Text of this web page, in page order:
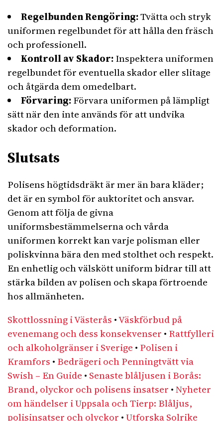
Regelbunden Rengöring:Tvätta och stryk
uniformen regelbundet för att hålla den fräsch
och professionell.
Kontroll av Skador:Inspektera uniformen
regelbundet för eventuella skador eller slitage
och åtgärda dem omedelbart.
Förvaring:Förvara uniformen på lämpligt
sätt när den inte används för att undvika
skador och deformation.
Slutsats
Polisens högtidsdräkt är mer än bara kläder;
det är en symbol för auktoritet och ansvar.
Genom att följa de givna
uniformsbestämmelserna och vårda
uniformen korrekt kan varje polisman eller
poliskvinna bära den med stolthet och respekt.
En enhetlig och välskött uniform bidrar till att
stärka bilden av polisen och skapa förtroende
hos allmänheten.
Skottlossning i Västerås •Väskförbud på
evenemang och dess konsekvenser • Rattfylleri
och alkoholgränser i Sverige • Polisen i
Kramfors • Bedrägeri och Penningtvätt via
Swish – En Guide • Senaste blåljusen i Borås:
Brand, olyckor och polisens insatser •Nyheter
om händelser i Uppsala och Tierp: Blåljus,
polisinsatser och olyckor •Utforska Solrike